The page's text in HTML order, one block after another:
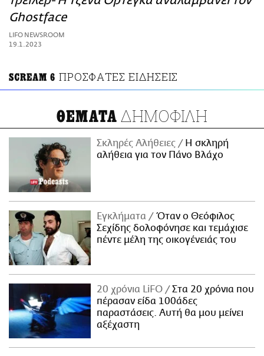
ΑΜΠΑ
PRINT
Ghostface
LIFO NEWSROOM
19.1.2023
SCREAM 6 ΠΡΟΣΦΑΤΕΣ ΕΙΔΗΣΕΙΣ
ΘΕΜΑΤΑ ΔΗΜΟΦΙΛΗ
Σκληρές Αλήθειες
H σκληρή
αλήθεια για τον Πάνο Βλάχο
Εγκλήματα
Όταν ο Θεόφιλος
Σεχίδης δολοφόνησε και τεμάχισε
πέντε μέλη της οικογένειάς του
20 χρόνια LiFO
Στα 20 χρόνια που
πέρασαν είδα 100άδες
παραστάσεις. Αυτή θα μου μείνει
αξέχαστη